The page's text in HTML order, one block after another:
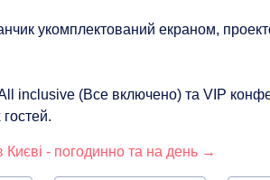
укомплектований екраном,
inclusive (Все включено) та VIP
- погодинно та на день →